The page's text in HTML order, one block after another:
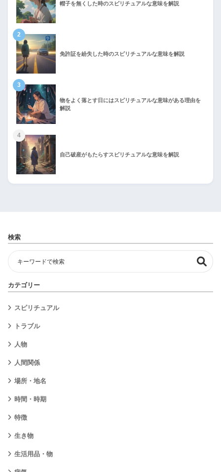
帽子を無くした時のスピリチュアルな意味を解説
2
免許証を紛失した時のスピリチュアルな意味を解説
3
物をよく落とす日にはスピリチュアルな意味がある理由を
解説
4
自己破産がもたらすスピリチュアルな意味を解説
検索
カテゴリー
スピリチュアル
トラブル
人物
人間関係
場所・地名
時間・時期
特徴
生き物
生活用品・物